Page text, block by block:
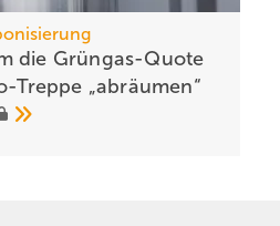
die Grüngas-Quote
Treppe „abräumen“